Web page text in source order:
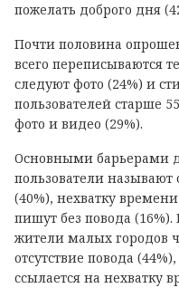
пожелать доброго дня
Почти половина
всего переписываются
следуют фото (24%) и
пользователей старше
фото и видео (29%).
Основными барьерами
пользователи называют
(40%), нехватку времени
пишут без повода
жители малых городов
отсутствие повода
ссылается на